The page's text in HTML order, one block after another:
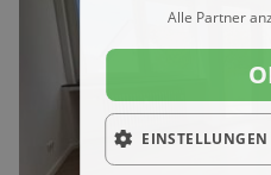
Alle Partner